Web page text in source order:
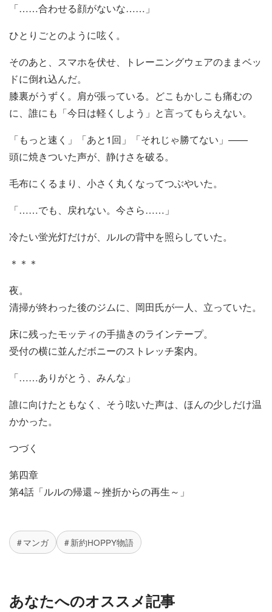
「……合わせる顔がないな……」
ひとりごとのように呟く。
そのあと、スマホを伏せ、トレーニングウェアのままベッ
ドに倒れ込んだ。
膝裏がうずく。肩が張っている。どこもかしこも痛むの
に、誰にも「今日は軽くしよう」と言ってもらえない。
「もっと速く」「あと1回」「それじゃ勝てない」——
頭に焼きついた声が、静けさを破る。
毛布にくるまり、小さく丸くなってつぶやいた。
「……でも、戻れない。今さら……」
冷たい蛍光灯だけが、ルルの背中を照らしていた。
＊＊＊
夜。
清掃が終わった後のジムに、岡田氏が一人、立っていた。
床に残ったモッティの手描きのラインテープ。
受付の横に並んだボニーのストレッチ案内。
「……ありがとう、みんな」
誰に向けたともなく、そう呟いた声は、ほんの少しだけ温
かかった。
つづく
第四章
第4話「ルルの帰還～挫折からの再生～」
マンガ 新約HOPPY物語
あなたへのオススメ記事